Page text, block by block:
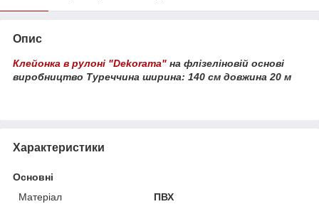
Опис
Клейонка в рулоні "Dekorama" на флізеліновій основі
виробництво Туреччина ширина: 140 см довжина 20 м
Характеристики
Основні
Матеріал
ПВХ